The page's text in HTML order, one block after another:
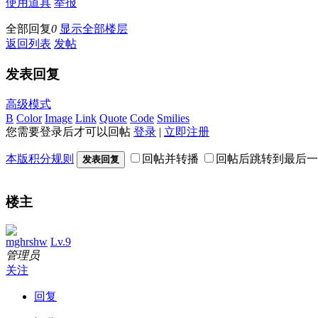
使用道具 举报
全部回复0 显示全部楼层
返回列表 发帖
发表回复
高级模式
B Color Image Link Quote Code Smilies
您需要登录后才可以回帖 登录 | 立即注册
本版积分规则 发表回复 回帖并转播 回帖后跳转到最后
楼主
mghrshw Lv.9
管理员
关注
回复